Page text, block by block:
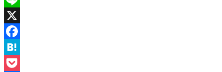
Line
X
Facebook
Hatena